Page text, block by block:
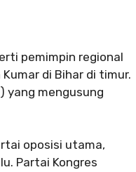
pemimpin regional
di Bihar di timur.
yang mengusung
oposisi utama,
Partai Kongres